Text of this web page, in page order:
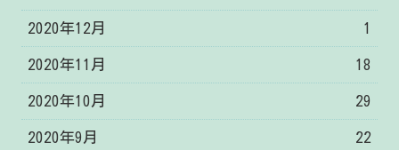
2020年12月 1
2020年11月 18
2020年10月 29
2020年9月 22